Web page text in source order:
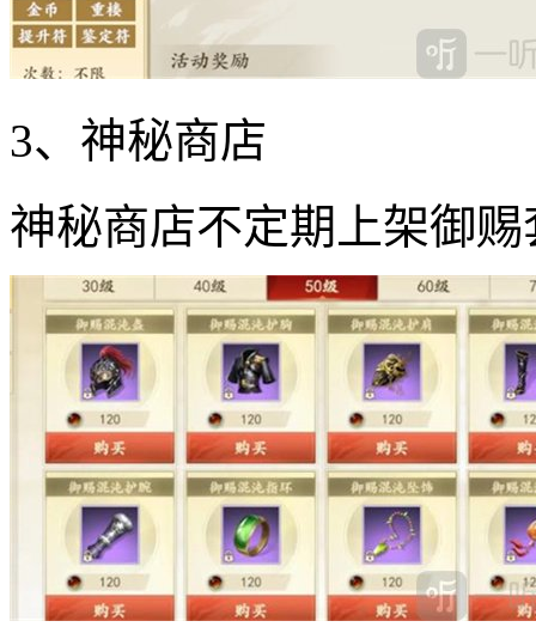
3、神秘商店
神秘商店不定期上架御